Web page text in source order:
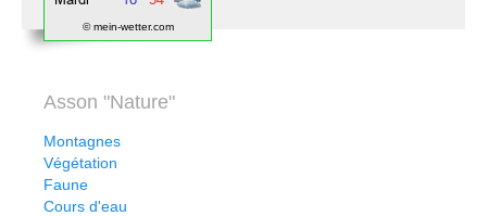
© mein-wetter.com
Asson "Nature"
Montagnes
Végétation
Faune
Cours d'eau